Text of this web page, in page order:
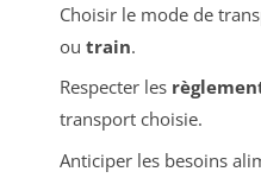
Choisir le mode de
ou train.
Respecter les
transport choisie.
Anticiper les besoins